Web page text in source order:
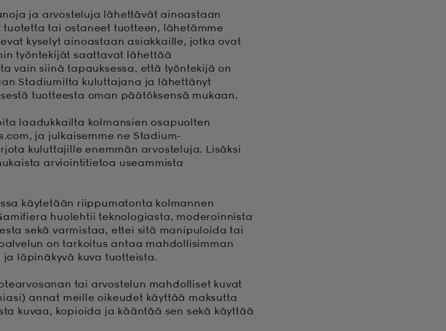
ja arvosteluja lähettävät ainoastaan
tai ostaneet tuotteen, lähetämme
kyselyt ainoastaan asiakkaille, jotka ovat
työntekijät saattavat lähettää
vain siinä tapauksessa, että työntekijä on
Stadiumilta kuluttajana ja lähettänyt
tuotteesta oman päätöksensä mukaan.
laadukkailta kolmansien osapuolten
ja julkaisemme ne Stadium-
kuluttajille enemmän arvosteluja. Lisäksi
arviointitietoa useammista
käytetään riippumatonta kolmannen
huolehtii teknologiasta, moderoinnista
sekä varmistaa, ettei sitä manipuloida tai
on tarkoitus antaa mahdollisimman
läpinäkyvä kuva tuotteista.
tai arvostelun mahdolliset kuvat
annat meille oikeudet käyttää maksutta
kuvaa, kopioida ja kääntää sen sekä käyttää